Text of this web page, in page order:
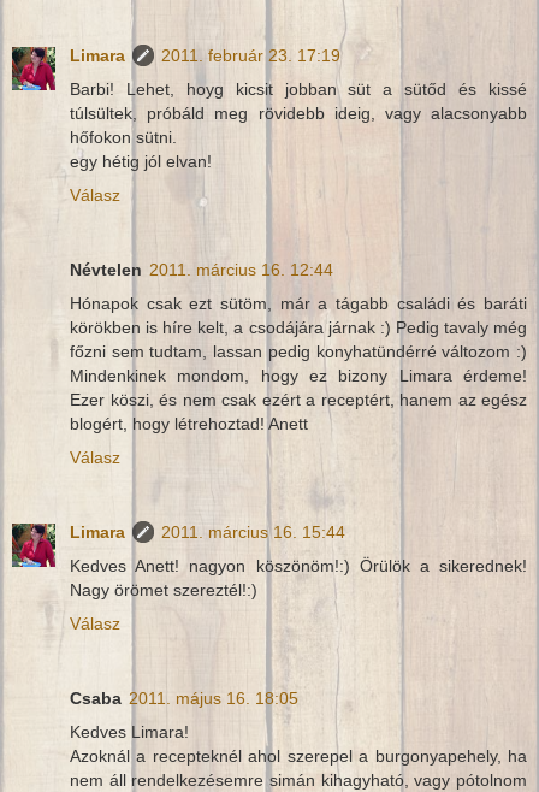
Limara
2011. február 23. 17:19
Barbi! Lehet, hoyg kicsit jobban süt a sütőd és kissé
túlsültek, próbáld meg rövidebb ideig, vagy alacsonyabb
hőfokon sütni.
egy hétig jól elvan!
Válasz
Névtelen 2011. március 16. 12:44
Hónapok csak ezt sütöm, már a tágabb családi és baráti
körökben is híre kelt, a csodájára járnak :) Pedig tavaly még
főzni sem tudtam, lassan pedig konyhatündérré változom :)
Mindenkinek mondom, hogy ez bizony Limara érdeme!
Ezer köszi, és nem csak ezért a receptért, hanem az egész
blogért, hogy létrehoztad! Anett
Válasz
Limara
2011. március 16. 15:44
Kedves Anett! nagyon köszönöm!:) Örülök a sikerednek!
Nagy örömet szereztél!:)
Válasz
Csaba 2011. május 16. 18:05
Kedves Limara!
Azoknál a recepteknél ahol szerepel a burgonyapehely, ha
nem áll rendelkezésemre simán kihagyható, vagy pótolnom